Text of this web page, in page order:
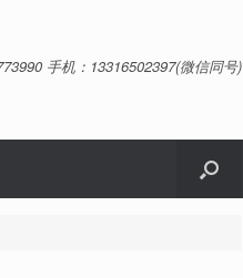
手机：13316502397(微信同号)